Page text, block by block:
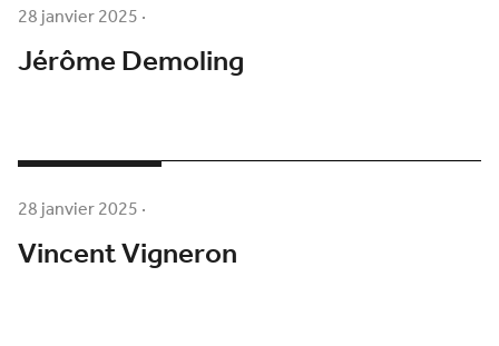
28 janvier 2025·
Jérôme Demoling
28 janvier 2025·
Vincent Vigneron